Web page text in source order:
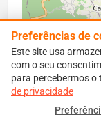
Perímetro
propagação
Preferências de
Este site usa
com o seu
para percebermos o
de privacidade